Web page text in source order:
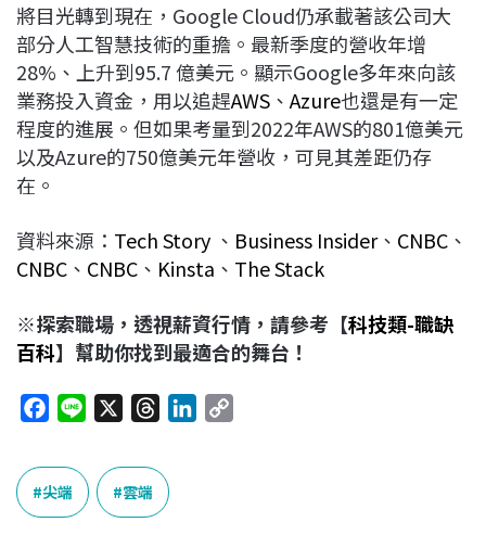
將目光轉到現在，Google Cloud仍承載著該公司大
部分人工智慧技術的重擔。最新季度的營收年增
28%、上升到95.7 億美元。顯示Google多年來向該
業務投入資金，用以追趕AWS 、Azure也還是有一定
程度的進展。但如果考量到2022年AWS的801億美元
以及Azure的750億美元年營收，可見其差距仍存
在。
資料來源： Tech Story 、 Business Insider、 CNBC 、
CNBC 、 CNBC 、 Kinsta 、 The Stack
※探索職場，透視薪資行情，請參考【科技類-職缺
百科】幫助你找到最適合的舞台！
c
e
b
e
e
a
尖端 雲端